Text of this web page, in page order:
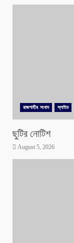
রাজশাহীর সংবাদ স্লাইড
ছুটির নোটিশ
August 5, 2026